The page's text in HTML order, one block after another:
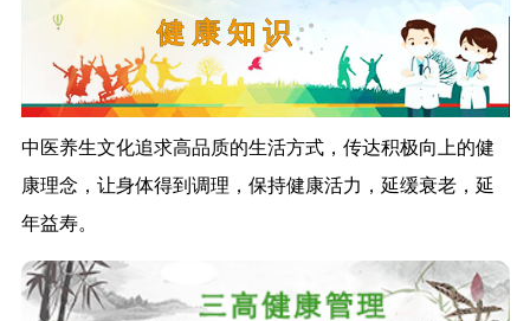
隔离医学观察...
《关于进一步加强无烟医疗卫生
机构建设工作...
《药事管理和护理专业医疗质量
效考核的指导...
《国家卫生健康委关于加强卫生
健康统计工作...
三 高 病 症
中医养生文化追求高品质的生活方式，传达积极向上的健
康理念，让身体得到调理，保持健康活力，延缓衰老，延
年益寿。